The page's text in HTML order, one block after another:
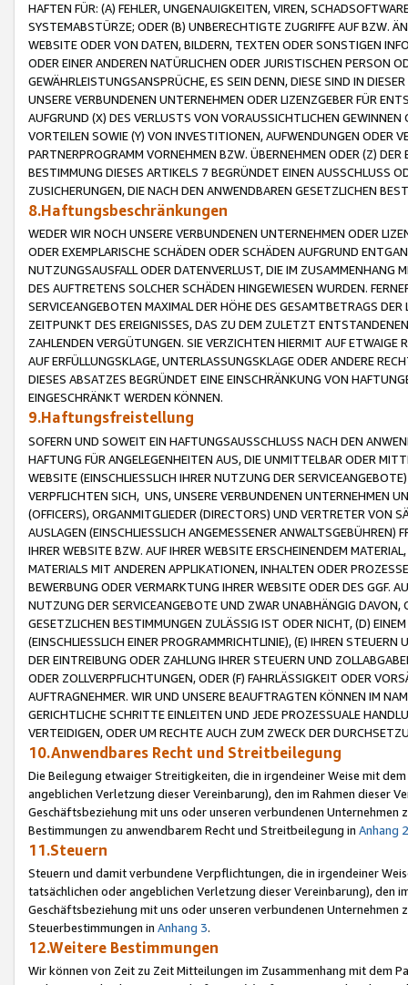
HAFTEN FÜR: (A) FEHLER, UNGENAUIGKEITEN, VIREN,
SYSTEMABSTÜRZE; ODER (B) UNBERECHTIGTE ZUGRIFFE AUF BZW.
WEBSITE ODER VON DATEN, BILDERN, TEXTEN ODER SONSTIGEN
ODER EINER ANDEREN NATÜRLICHEN ODER JURISTISCHEN PERSON
GEWÄHRLEISTUNGSANSPRÜCHE, ES SEIN DENN, DIESE SIND IN
UNSERE VERBUNDENEN UNTERNEHMEN ODER LIZENZGEBER FÜR
AUFGRUND (X) DES VERLUSTS VON VORAUSSICHTLICHEN
VORTEILEN SOWIE (Y) VON INVESTITIONEN, AUFWENDUNGEN ODER
PARTNERPROGRAMM VORNEHMEN BZW. ÜBERNEHMEN ODER (Z)
BESTIMMUNG DIESES ARTIKELS 7 BEGRÜNDET EINEN AUSSCHLUSS
ZUSICHERUNGEN, DIE NACH DEN ANWENDBAREN GESETZLICHEN
8.Haftungsbeschränkungen
WEDER WIR NOCH UNSERE VERBUNDENEN UNTERNEHMEN ODER
ODER EXEMPLARISCHE SCHÄDEN ODER SCHÄDEN AUFGRUND
NUTZUNGSAUSFALL ODER DATENVERLUST, DIE IM ZUSAMMENHANG
DES AUFTRETENS SOLCHER SCHÄDEN HINGEWIESEN WURDEN.
SERVICEANGEBOTEN MAXIMAL DER HÖHE DES GESAMTBETRAGS
ZEITPUNKT DES EREIGNISSES, DAS ZU DEM ZULETZT
ZAHLENDEN VERGÜTUNGEN. SIE VERZICHTEN HIERMIT AUF
AUF ERFÜLLUNGSKLAGE, UNTERLASSUNGSKLAGE ODER ANDERE
DIESES ABSATZES BEGRÜNDET EINE EINSCHRÄNKUNG VON
EINGESCHRÄNKT WERDEN KÖNNEN.
9.Haftungsfreistellung
SOFERN UND SOWEIT EIN HAFTUNGSAUSSCHLUSS NACH DEN
HAFTUNG FÜR ANGELEGENHEITEN AUS, DIE UNMITTELBAR ODER
WEBSITE (EINSCHLIESSLICH IHRER NUTZUNG DER
VERPFLICHTEN SICH, UNS, UNSERE VERBUNDENEN UNTERNEHMEN
(OFFICERS), ORGANMITGLIEDER (DIRECTORS) UND VERTRETER VON
AUSLAGEN (EINSCHLIESSLICH ANGEMESSENER
IHRER WEBSITE BZW. AUF IHRER WEBSITE ERSCHEINENDEM
MATERIALS MIT ANDEREN APPLIKATIONEN, INHALTEN ODER
BEWERBUNG ODER VERMARKTUNG IHRER WEBSITE ODER DES GGF.
NUTZUNG DER SERVICEANGEBOTE UND ZWAR UNABHÄNGIG
GESETZLICHEN BESTIMMUNGEN ZULÄSSIG IST ODER NICHT, (D)
(EINSCHLIESSLICH EINER PROGRAMMRICHTLINIE), (E) IHREN
DER EINTREIBUNG ODER ZAHLUNG IHRER STEUERN UND
ODER ZOLLVERPFLICHTUNGEN, ODER (F) FAHRLÄSSIGKEIT ODER
AUFTRAGNEHMER. WIR UND UNSERE BEAUFTRAGTEN KÖNNEN IM
GERICHTLICHE SCHRITTE EINLEITEN UND JEDE PROZESSUALE
VERTEIDIGEN, ODER UM RECHTE AUCH ZUM ZWECK DER
10.Anwendbares Recht und Streitbeilegung
Die Beilegung etwaiger Streitigkeiten, die in irgendeiner Weise mit
angeblichen Verletzung dieser Vereinbarung), den im Rahmen dieser
Geschäftsbeziehung mit uns oder unseren verbundenen
Bestimmungen zu anwendbarem Recht und Streitbeilegung in Anhang 2
11.Steuern
Steuern und damit verbundene Verpflichtungen, die in irgendeiner
tatsächlichen oder angeblichen Verletzung dieser Vereinbarung), den
Geschäftsbeziehung mit uns oder unseren verbundenen
Steuerbestimmungen in Anhang 3.
12.Weitere Bestimmungen
Wir können von Zeit zu Zeit Mitteilungen im Zusammenhang mit dem